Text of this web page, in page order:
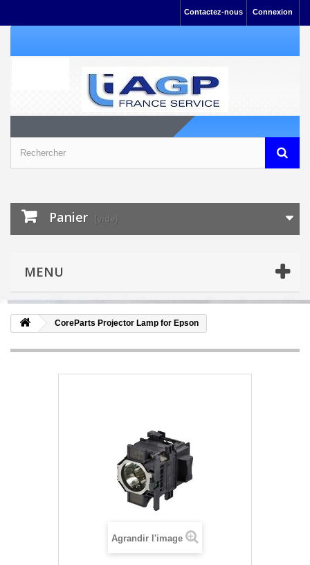
Connexion
Contactez-nous
Panier (vide)
MENU
CoreParts Projector Lamp for Epson
Agrandir l'image